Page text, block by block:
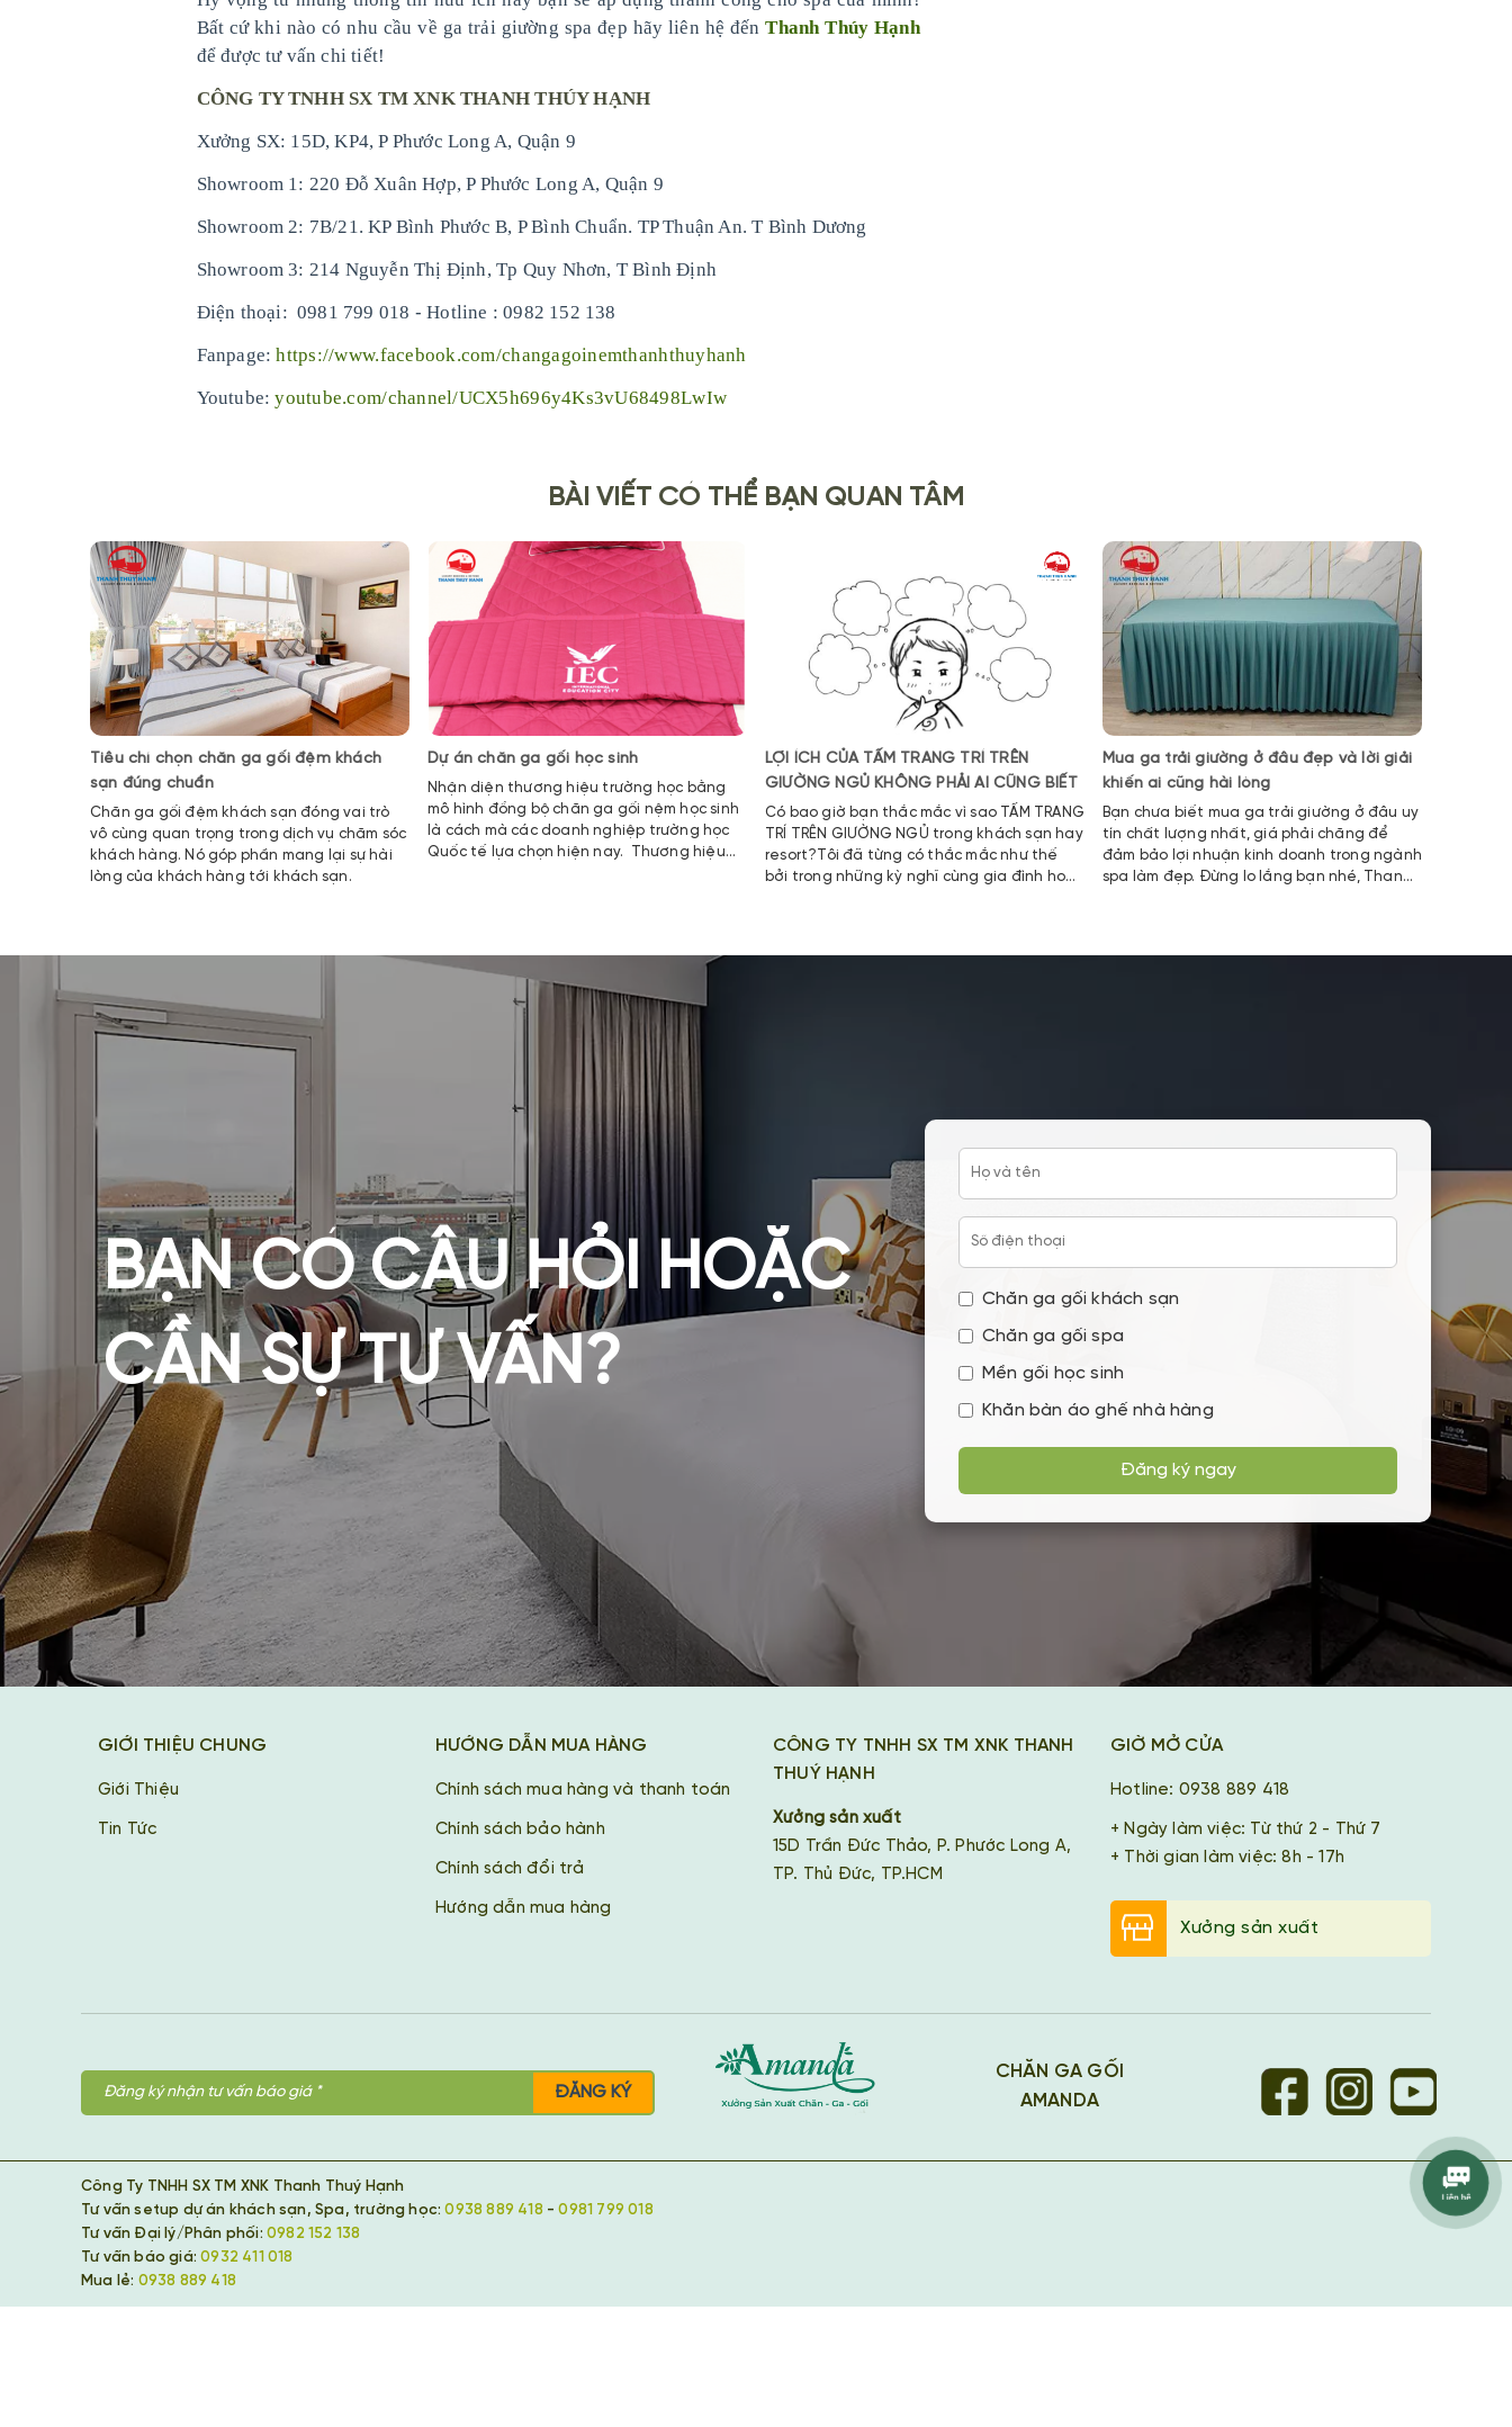
Bất cứ khi nào có nhu cầu về ga trải giường spa đẹp hãy liên hệ đếnThanh Thúy Hạnh
để được tư vấn chi tiết!
CÔNG TY TNHH SX TM XNK THANH THÚY HẠNH
Xưởng SX: 15D, KP4, P Phước Long A, Quận 9
Showroom 1: 220 Đỗ Xuân Hợp, P Phước Long A, Quận 9
Showroom 2: 7B/21. KP Bình Phước B, P Bình Chuẩn. TP Thuận An. T Bình Dương
Showroom 3: 214 Nguyễn Thị Định, Tp Quy Nhơn, T Bình Định
Điện thoại: 0981 799 018 - Hotline : 0982 152 138
Fanpage:https://www.facebook.com/changagoinemthanhthuyhanh
Youtube:youtube.com/channel/UCX5h696y4Ks3vU68498LwIw
BÀI VIẾT CÓ THỂ BẠN QUAN TÂM
Tiêu chí chọn chăn ga gối đệm khách
sạn đúng chuẩn
Chăn ga gối đệm khách sạn đóng vai trò
vô cùng quan trọng trong dịch vụ chăm sóc
khách hàng. Nó góp phần mang lại sự hài
lòng của khách hàng tới khách sạn.
Dự án chăn ga gối học sinh
Nhận diện thương hiệu trường học bằng
mô hình đồng bộ chăn ga gối nệm học sinh
là cách mà các doanh nghiệp trường học
Quốc tế lựa chọn hiện nay. Thương hiệu
LỢI ÍCH CỦA TẤM TRANG TRÍ TRÊN
GIƯỜNG NGỦ KHÔNG PHẢI AI CŨNG BIẾT
Có bao giờ bạn thắc mắc vì sao TẤM TRANG
TRÍ TRÊN GIƯỜNG NGỦ trong khách sạn hay
resort?Tôi đã từng có thắc mắc như thế
bởi trong những kỳ nghĩ cùng gia đình hoặc
Mua ga trải giường ở đâu đẹp và lời giải
khiến ai cũng hài lòng
Bạn chưa biết mua ga trải giường ở đâu uy
tín chất lượng nhất, giá phải chăng để
đảm bảo lợi nhuận kinh doanh trong ngành
spa làm đẹp. Đừng lo lắng bạn nhé, Thanh
BẠN CÓ CÂU HỎI HOẶC
CẦN SỰ TƯ VẤN?
Chăn ga gối khách sạn
Chăn ga gối spa
Mền gối học sinh
Khăn bàn áo ghế nhà hàng
Đăng ký ngay
GIỚI THIỆU CHUNG
Giới Thiệu
Tin Tức
HƯỚNG DẪN MUA HÀNG
Chính sách mua hàng và thanh toán
Chính sách bảo hành
Chính sách đổi trả
Hướng dẫn mua hàng
CÔNG TY TNHH SX TM XNK THANH
THUÝ HẠNH
Xưởng sản xuất
15D Trần Đức Thảo, P. Phước Long A,
TP. Thủ Đức, TP.HCM
GIỜ MỞ CỬA
Hotline: 0938 889 418
+ Ngày làm việc: Từ thứ 2 - Thứ 7
+ Thời gian làm việc: 8h - 17h
Xưởng sản xuất
ĐĂNG KÝ
CHĂN GA GỐI
AMANDA
Công Ty TNHH SX TM XNK Thanh Thuý Hạnh
Tư vấn setup dự án khách sạn, Spa, trường học:0938 889 418 -0981 799 018
Tư vấn Đại lý/Phân phối: 0982 152 138
Tư vấn báo giá:0932 411 018
Mua lẻ: 0938 889 418